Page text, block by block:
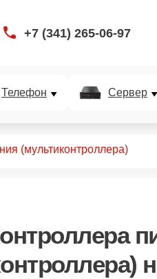
+7 (341) 265-06-97
Телефон Сервер
(мультиконтроллера)